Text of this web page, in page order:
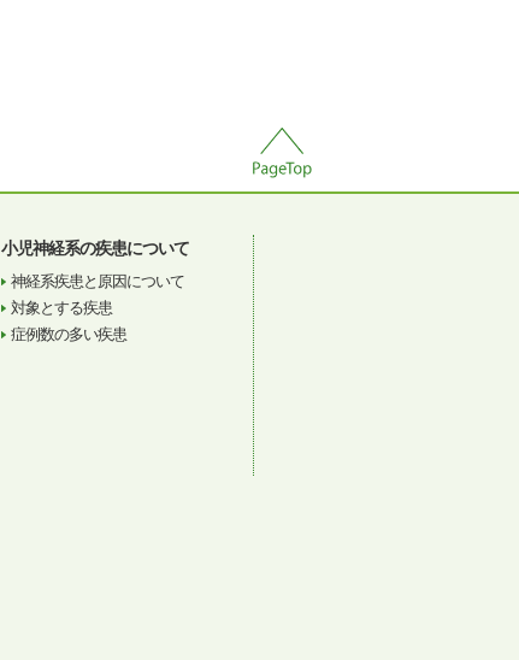
小児神経系の疾患について
神経系疾患と原因について
対象とする疾患
症例数の多い疾患